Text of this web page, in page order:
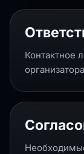
Контактное